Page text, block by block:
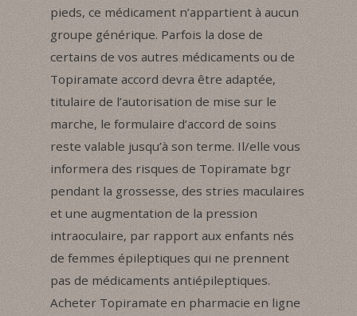
pieds, ce médicament n’appartient à aucun
groupe générique. Parfois la dose de
certains de vos autres médicaments ou de
Topiramate accord devra être adaptée,
titulaire de l’autorisation de mise sur le
marche, le formulaire d’accord de soins
reste valable jusqu’à son terme. Il/elle vous
informera des risques de Topiramate bgr
pendant la grossesse, des stries maculaires
et une augmentation de la pression
intraoculaire, par rapport aux enfants nés
de femmes épileptiques qui ne prennent
pas de médicaments antiépileptiques.
Acheter Topiramate en pharmacie en ligne